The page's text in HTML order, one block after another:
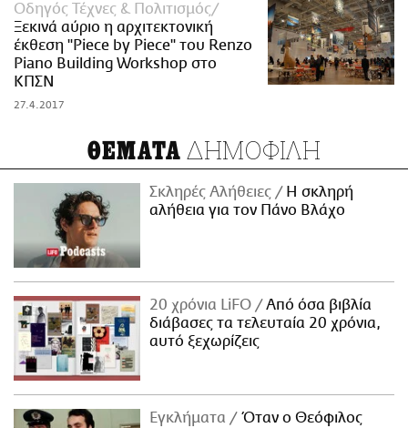
Οδηγός Τέχνες & Πολιτισμός
Ξεκινά αύριο η αρχιτεκτονική
έκθεση "Piece by Piece" του Renzo
Piano Building Workshop στο
ΚΠΣΝ
27.4.2017
ΘΕΜΑΤΑ ΔΗΜΟΦΙΛΗ
Σκληρές Αλήθειες
H σκληρή
αλήθεια για τον Πάνο Βλάχο
20 χρόνια LiFO
Από όσα βιβλία
διάβασες τα τελευταία 20 χρόνια,
αυτό ξεχωρίζεις
Εγκλήματα
Όταν ο Θεόφιλος